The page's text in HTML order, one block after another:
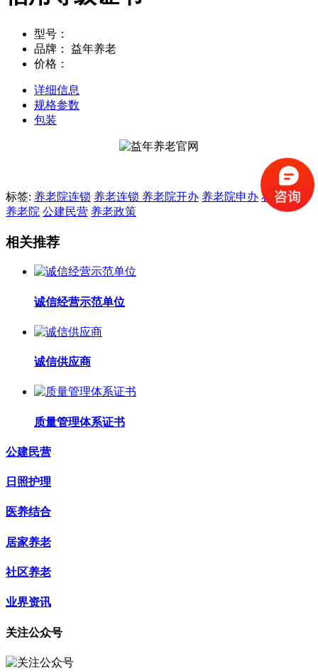
型号：
品牌：
益年养老
价格：
详细信息
规格参数
包装
标签: 养老院连锁 养老连锁 养老院开办 养老院申办 私人开办
养老院 公建民营 养老政策
相关推荐
诚信经营示范单位
诚信供应商
质量管理体系证书
公建民营
日照护理
医养结合
居家养老
社区养老
业界资讯
关注公众号